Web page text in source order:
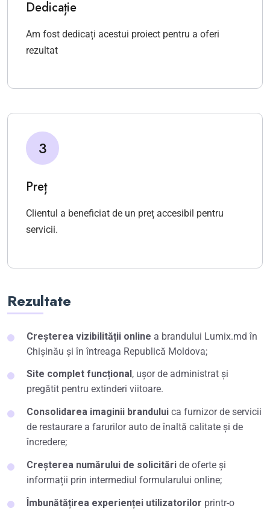
Dedicație
Am fost dedicați acestui proiect pentru a oferi
rezultat
3
Preț
Clientul a beneficiat de un preț accesibil pentru
servicii.
Rezultate
Creșterea vizibilității online a brandului Lumix.md în
Chișinău și în întreaga Republică Moldova;
Site complet funcțional , ușor de administrat și
pregătit pentru extinderi viitoare.
Consolidarea imaginii brandului ca furnizor de servicii
de restaurare a farurilor auto de înaltă calitate și de
încredere;
Creșterea numărului de solicitări de oferte și
informații prin intermediul formularului online;
Îmbunătățirea experienței utilizatorilor printr-o